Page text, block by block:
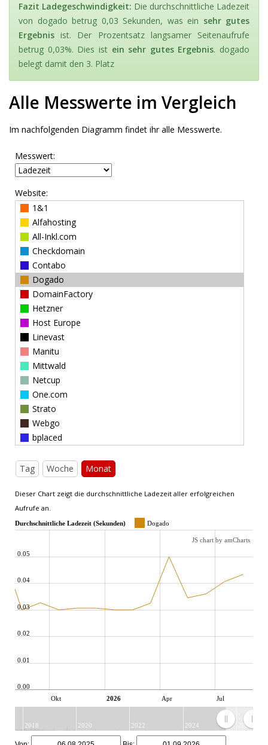
Fazit Ladegeschwindigkeit: Die durchschnittliche Ladezeit
von dogado betrug 0,03 Sekunden, was ein sehr gutes
Ergebnis ist. Der Prozentsatz langsamer Seitenaufrufe
betrug 0,03%. Dies ist ein sehr gutes Ergebnis. dogado
belegt damit den 3. Platz
Alle Messwerte im Vergleich
Im nachfolgenden Diagramm findet ihr alle Messwerte.
Messwert:
Website:
1&1
Alfahosting
All-Inkl.com
Checkdomain
Contabo
Dogado
DomainFactory
Hetzner
Host Europe
Linevast
Manitu
Mittwald
Netcup
One.com
Strato
Webgo
bplaced
Tag Woche Monat
Dieser Chart zeigt die durchschnittliche Ladezeit aller erfolgreichen
Aufrufe an.
Durchschnittliche Ladezeit (Sekunden) Dogado
Okt 2026 Apr Jul
0.00
0.01
0.02
0.03
0.04
0.05
JS chart by amCharts
2018 2020 2022 2024 2026
JS chart by amCharts